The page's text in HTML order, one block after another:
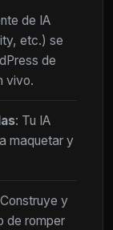
de IA
etc.) se
de
vivo.
: Tu IA
maquetar y
y
de romper